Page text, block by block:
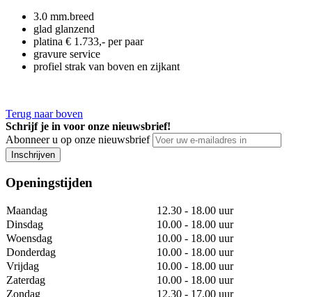
3.0 mm.breed
glad glanzend
platina € 1.733,- per paar
gravure service
profiel strak van boven en zijkant
Terug naar boven
Schrijf je in voor onze nieuwsbrief!
Abonneer u op onze nieuwsbrief
Inschrijven
Openingstijden
Maandag
12.30 - 18.00 uur
Dinsdag
10.00 - 18.00 uur
Woensdag
10.00 - 18.00 uur
Donderdag
10.00 - 18.00 uur
Vrijdag
10.00 - 18.00 uur
Zaterdag
10.00 - 18.00 uur
Zondag
12.30 - 17.00 uur